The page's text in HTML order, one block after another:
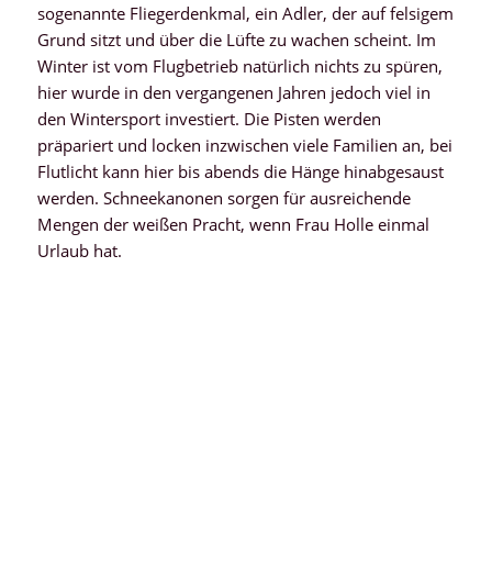
sogenannte Fliegerdenkmal, ein Adler, der auf felsigem
Grund sitzt und über die Lüfte zu wachen scheint. Im
Winter ist vom Flugbetrieb natürlich nichts zu spüren,
hier wurde in den vergangenen Jahren jedoch viel in
den Wintersport investiert. Die Pisten werden
präpariert und locken inzwischen viele Familien an, bei
Flutlicht kann hier bis abends die Hänge hinabgesaust
werden. Schneekanonen sorgen für ausreichende
Mengen der weißen Pracht, wenn Frau Holle einmal
Urlaub hat.